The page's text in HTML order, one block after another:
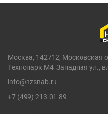
Москва, 142712, Московская
Технопарк М4, Западная ул.,
info@nzsnab.ru
+7 (499) 213-01-89